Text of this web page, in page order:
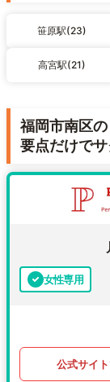
笹原駅(23)
高宮駅(21)
福岡市南区
要点だけで
女性専用
公式サイ